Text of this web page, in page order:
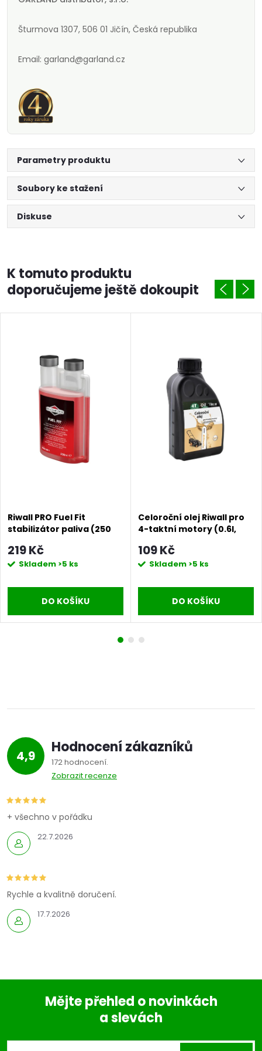
Šturmova 1307, 506 01 Jičín, Česká republika
Email: garland@garland.cz
Parametry produktu
Soubory ke stažení
Diskuse
K tomuto produktu
doporučujeme ještě dokoupit
Riwall PRO Fuel Fit
stabilizátor paliva (250
219 Kč
Skladem >5 ks
DO KOŠÍKU
Celoroční olej Riwall pro
4-taktní motory (0.6l,
109 Kč
Skladem >5 ks
DO KOŠÍKU
4,9 Hodnocení zákazníků
172 hodnocení
Zobrazit recenze
22.7.2026
+ všechno v pořádku
17.7.2026
Rychle a kvalitně doručení.
Mějte přehled o novinkách
a slevách